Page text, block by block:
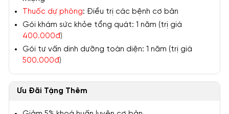
Thuốc dự phòng: Điều trị các bệnh cơ bản
Gói khám sức khỏe tổng quát: 1 năm (trị giá
400.000đ)
Gói tư vấn dinh dưỡng toàn diện: 1 năm (trị giá
500.000đ)
Ưu Đãi Tặng Thêm